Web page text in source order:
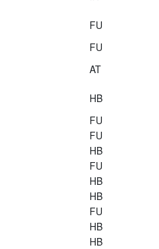
FU
FU
AT
HB
FU
FU
HB
FU
HB
HB
FU
HB
HB